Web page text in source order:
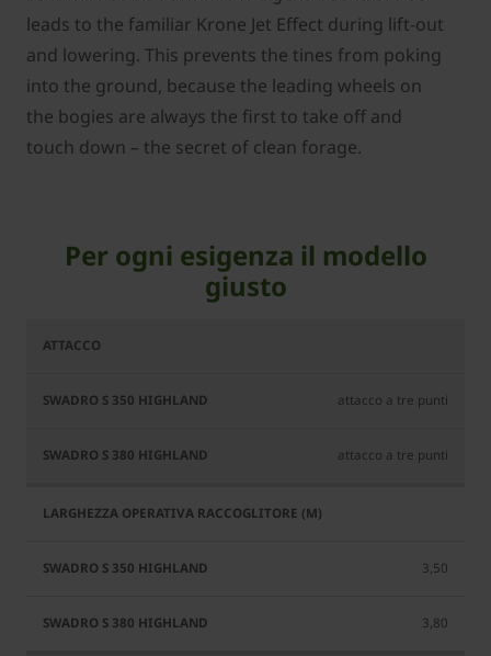
leads to the familiar Krone Jet Effect during lift-out
and lowering. This prevents the tines from poking
into the ground, because the leading wheels on
the bogies are always the first to take off and
touch down – the secret of clean forage.
Per ogni esigenza il modello
giusto
Swadro
Highland
Highland
attacco a tre punti
attacco a tre punti
3,50
3,80